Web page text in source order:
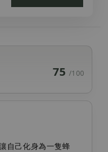
75 /100
自己化身為一隻蜂